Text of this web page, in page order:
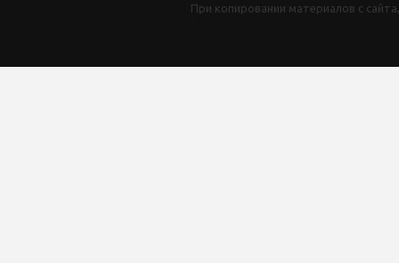
При копировании материалов с